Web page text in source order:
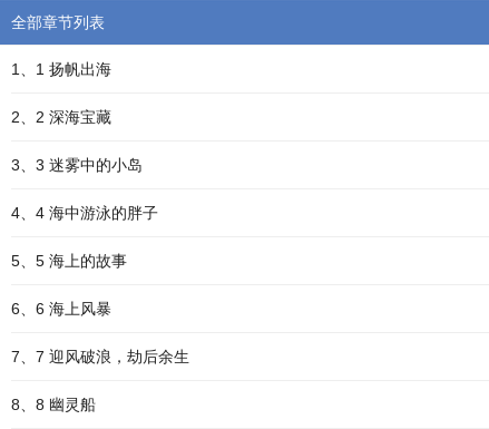
全部章节列表
1、1 扬帆出海
2、2 深海宝藏
3、3 迷雾中的小岛
4、4 海中游泳的胖子
5、5 海上的故事
6、6 海上风暴
7、7 迎风破浪，劫后余生
8、8 幽灵船